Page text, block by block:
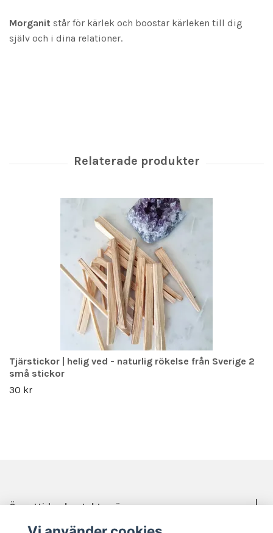
Morganit står för kärlek och boostar kärleken till dig
själv och i dina relationer.
Tjärstickor | helig ved - naturlig rökelse från Sverige 2
små stickor
30 kr
Öppettider, kontakt, mässor mm.